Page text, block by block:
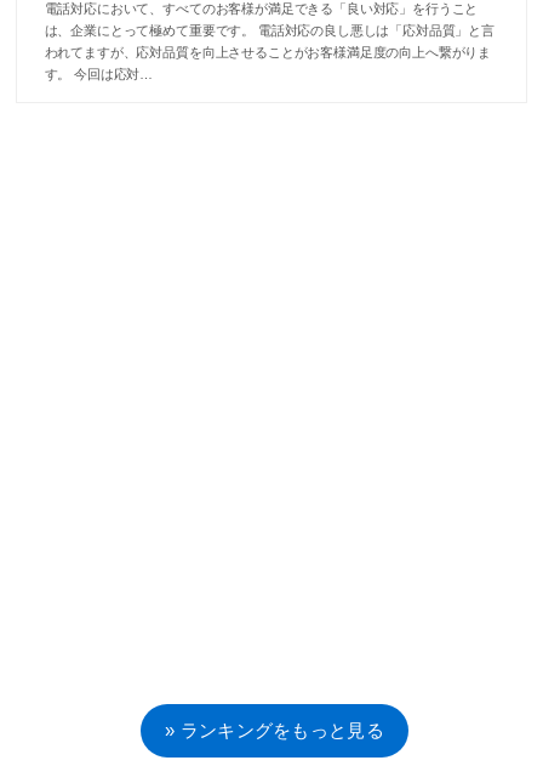
電話対応において、すべてのお客様が満足できる「良い対応」を行うこと
は、企業にとって極めて重要です。 電話対応の良し悪しは「応対品質」と言
われてますが、応対品質を向上させることがお客様満足度の向上へ繋がりま
す。 今回は応対…
» ランキングをもっと見る